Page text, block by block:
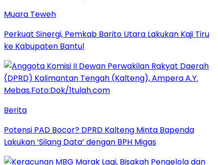
Muara Teweh
Perkuat Sinergi, Pemkab Barito Utara Lakukan Kaji Tiru
ke Kabupaten Bantul
Berita
Potensi PAD Bocor? DPRD Kalteng Minta Bapenda
Lakukan ‘Silang Data’ dengan BPH Migas